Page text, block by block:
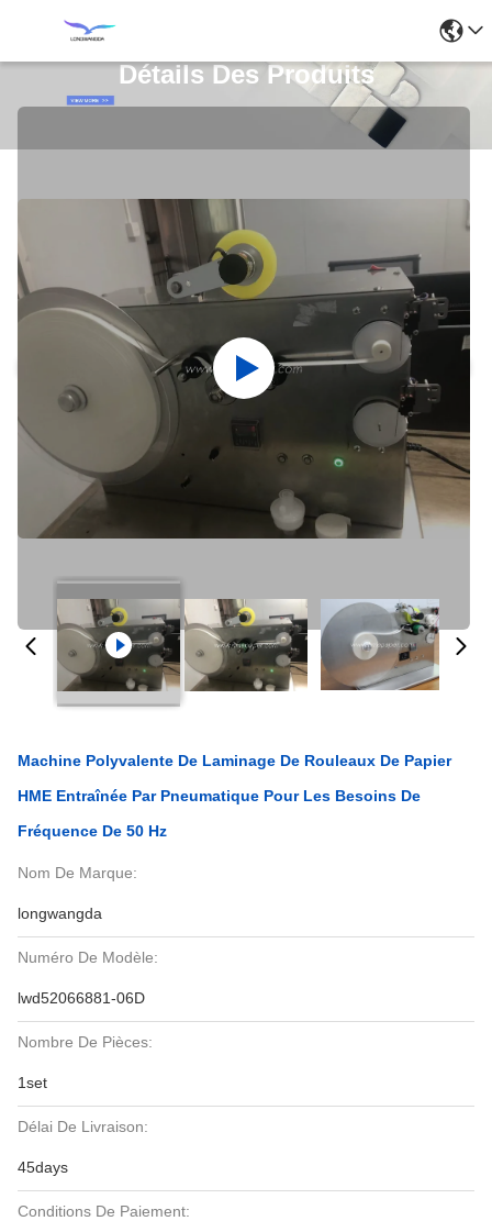
Détails Des Produits
Machine Polyvalente De Laminage De Rouleaux De Papier
HME Entraînée Par Pneumatique Pour Les Besoins De
Fréquence De 50 Hz
Nom De Marque:
longwangda
Numéro De Modèle:
lwd52066881-06D
Nombre De Pièces:
1set
Délai De Livraison:
45days
Conditions De Paiement: